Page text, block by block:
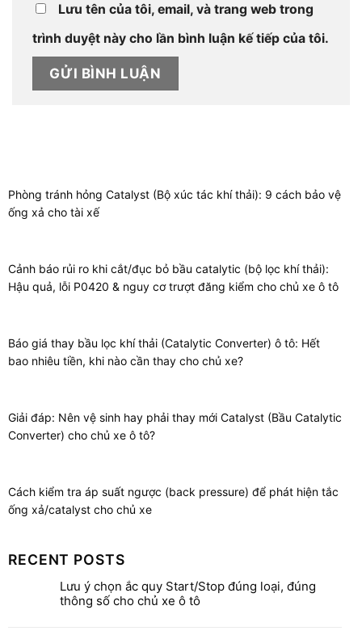
Lưu tên của tôi, email, và trang web trong
trình duyệt này cho lần bình luận kế tiếp của tôi.
Phòng tránh hỏng Catalyst (Bộ xúc tác khí thải): 9 cách bảo vệ
ống xả cho tài xế
Cảnh báo rủi ro khi cắt/đục bỏ bầu catalytic (bộ lọc khí thải):
Hậu quả, lỗi P0420 & nguy cơ trượt đăng kiểm cho chủ xe ô tô
Báo giá thay bầu lọc khí thải (Catalytic Converter) ô tô: Hết
bao nhiêu tiền, khi nào cần thay cho chủ xe?
Giải đáp: Nên vệ sinh hay phải thay mới Catalyst (Bầu Catalytic
Converter) cho chủ xe ô tô?
Cách kiểm tra áp suất ngược (back pressure) để phát hiện tắc
ống xả/catalyst cho chủ xe
RECENT POSTS
Lưu ý chọn ắc quy Start/Stop đúng loại, đúng
thông số cho chủ xe ô tô